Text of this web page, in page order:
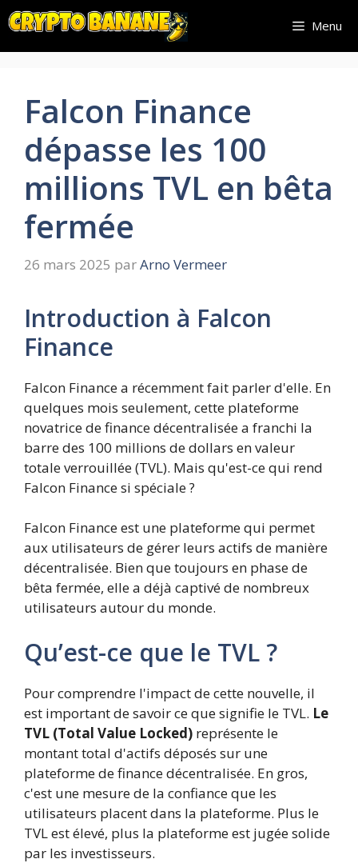
Aller
au
contenu
Menu
Falcon Finance
dépasse les 100
millions TVL en bêta
fermée
26 mars 2025 parArno Vermeer
Introduction à Falcon
Finance
Falcon Finance a récemment fait parler d'elle. En
quelques mois seulement, cette plateforme
novatrice de finance décentralisée a franchi la
barre des 100 millions de dollars en valeur
totale verrouillée (TVL). Mais qu'est-ce qui rend
Falcon Finance si spéciale ?
Falcon Finance est une plateforme qui permet
aux utilisateurs de gérer leurs actifs de manière
décentralisée. Bien que toujours en phase de
bêta fermée, elle a déjà captivé de nombreux
utilisateurs autour du monde.
Qu’est-ce que le TVL ?
Pour comprendre l'impact de cette nouvelle, il
est important de savoir ce que signifie le TVL. Le
TVL (Total Value Locked) représente le
montant total d'actifs déposés sur une
plateforme de finance décentralisée. En gros,
c'est une mesure de la confiance que les
utilisateurs placent dans la plateforme. Plus le
TVL est élevé, plus la plateforme est jugée solide
par les investisseurs.